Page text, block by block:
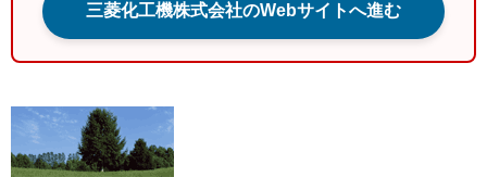
三菱化工機株式会社のWebサイトへ進む